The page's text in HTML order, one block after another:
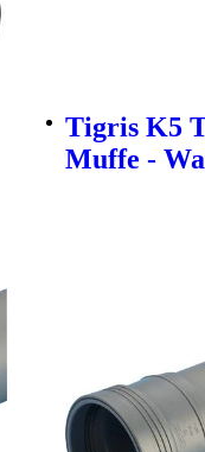
Tigris K5
Muffe -